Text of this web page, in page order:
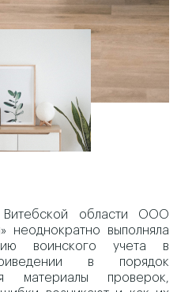
области ООО
неоднократно выполняла
воинского учета в
в порядок
материалы проверок,